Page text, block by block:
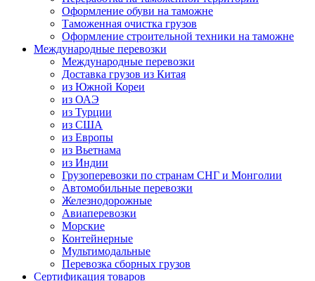
Оформление обуви на таможне
Таможенная очистка грузов
Оформление строительной техники на таможне
Международные перевозки
Международные перевозки
Доставка грузов из Китая
из Южной Кореи
из ОАЭ
из Турции
из США
из Европы
из Вьетнама
из Индии
Грузоперевозки по странам СНГ и Монголии
Автомобильные перевозки
Железнодорожные
Авиаперевозки
Морские
Контейнерные
Мультимодальные
Перевозка сборных грузов
Сертификация товаров